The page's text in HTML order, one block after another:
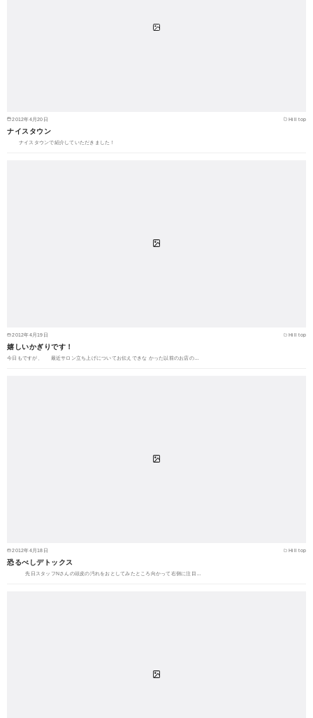
2012年4月20日 Hill top
ナイスタウン
ナイスタウンで紹介していただきました！
2012年4月19日 Hill top
嬉しいかぎりです！
今日もですが、 最近サロン立ち上げについてお伝えできな かった以前のお店の…
2012年4月18日 Hill top
恐るべしデトックス
先日スタッフNさんの頭皮の汚れをおとしてみたところ向かって右側に注目…